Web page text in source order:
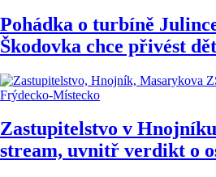
Pohádka o turbíně
Škodovka chce přivést
Frýdecko-Místecko
Zastupitelstvo v
stream, uvnitř verdikt o